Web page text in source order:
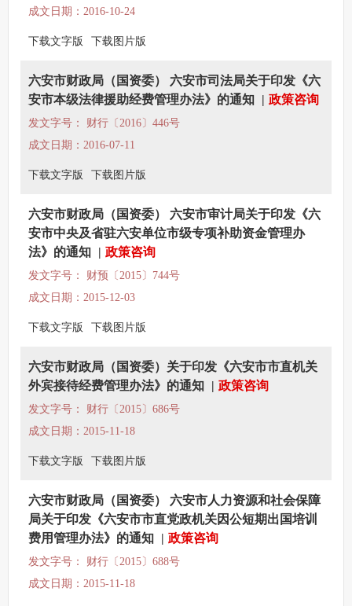
成文日期：2016-10-24
下载文字版 下载图片版
六安市财政局（国资委） 六安市司法局关于印发《六
安市本级法律援助经费管理办法》的通知 | 政策咨询
发文字号： 财行〔2016〕446号
成文日期：2016-07-11
下载文字版 下载图片版
六安市财政局（国资委） 六安市审计局关于印发《六
安市中央及省驻六安单位市级专项补助资金管理办
法》的通知 | 政策咨询
发文字号： 财预〔2015〕744号
成文日期：2015-12-03
下载文字版 下载图片版
六安市财政局（国资委）关于印发《六安市市直机关
外宾接待经费管理办法》的通知 | 政策咨询
发文字号： 财行〔2015〕686号
成文日期：2015-11-18
下载文字版 下载图片版
六安市财政局（国资委） 六安市人力资源和社会保障
局关于印发《六安市市直党政机关因公短期出国培训
费用管理办法》的通知 | 政策咨询
发文字号： 财行〔2015〕688号
成文日期：2015-11-18